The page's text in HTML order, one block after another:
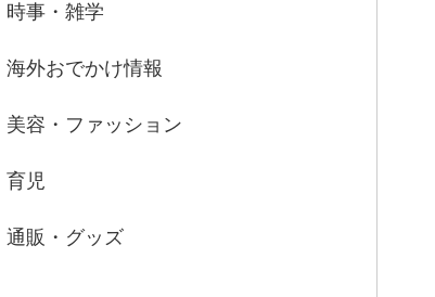
時事・雑学
海外おでかけ情報
美容・ファッション
育児
通販・グッズ